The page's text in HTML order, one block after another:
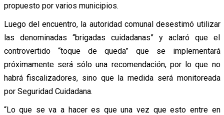
propuesto por varios municipios.
Luego del encuentro, la autoridad comunal desestimó utilizar
las denominadas “brigadas cuidadanas” y aclaró que el
controvertido “toque de queda” que se implementará
próximamente será sólo una recomendación, por lo que no
habrá fiscalizadores, sino que la medida será monitoreada
por Seguridad Cuidadana.
“Lo que se va a hacer es que una vez que esto entre en